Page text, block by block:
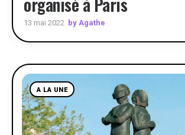
13 mai 2022 by Agathe
A LA UNE